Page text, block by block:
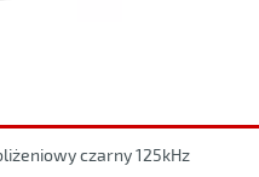
czarny 125kHz